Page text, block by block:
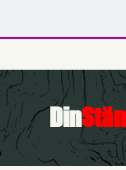
Din